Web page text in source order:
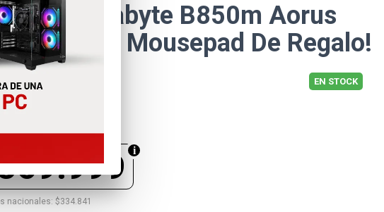
Gigabyte B850m Aorus
Ice-p + Mousepad De Regalo!
EN STOCK
nacionales: $334.841